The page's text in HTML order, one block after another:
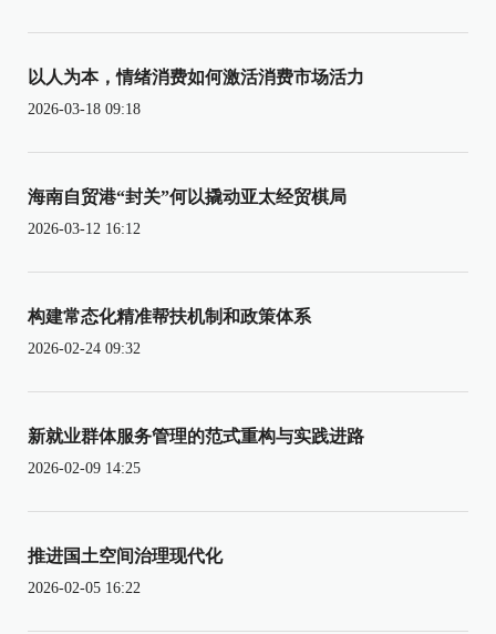
以人为本，情绪消费如何激活消费市场活力
2026-03-18 09:18
海南自贸港“封关”何以撬动亚太经贸棋局
2026-03-12 16:12
构建常态化精准帮扶机制和政策体系
2026-02-24 09:32
新就业群体服务管理的范式重构与实践进路
2026-02-09 14:25
推进国土空间治理现代化
2026-02-05 16:22